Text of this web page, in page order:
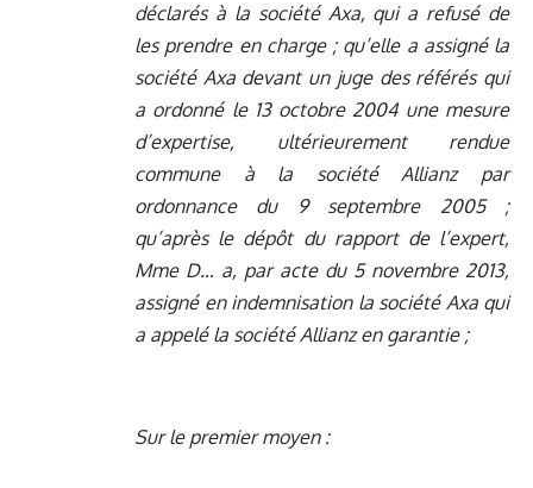
déclarés à la société Axa, qui a refusé de
les prendre en charge ; qu’elle a assigné la
société Axa devant un juge des référés qui
a ordonné le 13 octobre 2004 une mesure
d’expertise, ultérieurement rendue
commune à la société Allianz par
ordonnance du 9 septembre 2005 ;
qu’après le dépôt du rapport de l’expert,
Mme D… a, par acte du 5 novembre 2013,
assigné en indemnisation la société Axa qui
a appelé la société Allianz en garantie ;
Sur le premier moyen :